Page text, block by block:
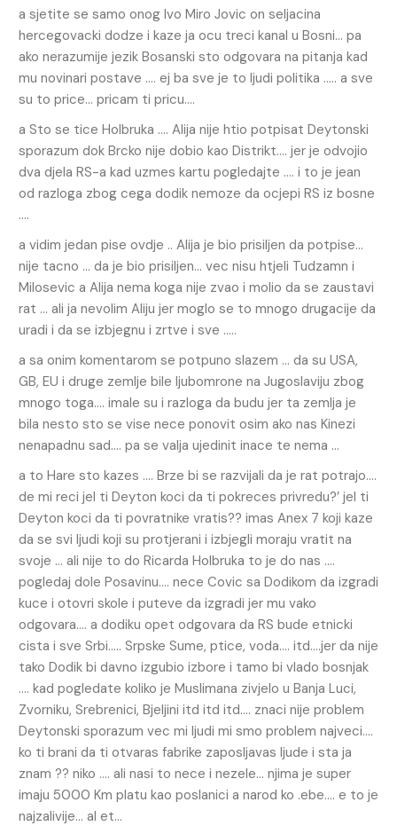
a sjetite se samo onog Ivo Miro Jovic on seljacina
hercegovacki dodze i kaze ja ocu treci kanal u Bosni… pa
ako nerazumije jezik Bosanski sto odgovara na pitanja kad
mu novinari postave …. ej ba sve je to ljudi politika ….. a sve
su to price… pricam ti pricu….
a Sto se tice Holbruka …. Alija nije htio potpisat Deytonski
sporazum dok Brcko nije dobio kao Distrikt…. jer je odvojio
dva djela RS-a kad uzmes kartu pogledajte …. i to je jean
od razloga zbog cega dodik nemoze da ocjepi RS iz bosne
….
a vidim jedan pise ovdje .. Alija je bio prisiljen da potpise…
nije tacno … da je bio prisiljen… vec nisu htjeli Tudzamn i
Milosevic a Alija nema koga nije zvao i molio da se zaustavi
rat … ali ja nevolim Aliju jer moglo se to mnogo drugacije da
uradi i da se izbjegnu i zrtve i sve …..
a sa onim komentarom se potpuno slazem … da su USA,
GB, EU i druge zemlje bile ljubomrone na Jugoslaviju zbog
mnogo toga…. imale su i razloga da budu jer ta zemlja je
bila nesto sto se vise nece ponovit osim ako nas Kinezi
nenapadnu sad…. pa se valja ujedinit inace te nema …
a to Hare sto kazes …. Brze bi se razvijali da je rat potrajo….
de mi reci jel ti Deyton koci da ti pokreces privredu?’ jel ti
Deyton koci da ti povratnike vratis?? imas Anex 7 koji kaze
da se svi ljudi koji su protjerani i izbjegli moraju vratit na
svoje … ali nije to do Ricarda Holbruka to je do nas ….
pogledaj dole Posavinu…. nece Covic sa Dodikom da izgradi
kuce i otovri skole i puteve da izgradi jer mu vako
odgovara…. a dodiku opet odgovara da RS bude etnicki
cista i sve Srbi….. Srpske Sume, ptice, voda…. itd….jer da nije
tako Dodik bi davno izgubio izbore i tamo bi vlado bosnjak
…. kad pogledate koliko je Muslimana zivjelo u Banja Luci,
Zvorniku, Srebrenici, Bjeljini itd itd itd…. znaci nije problem
Deytonski sporazum vec mi ljudi mi smo problem najveci….
ko ti brani da ti otvaras fabrike zaposljavas ljude i sta ja
znam ?? niko …. ali nasi to nece i nezele… njima je super
imaju 5000 Km platu kao poslanici a narod ko .ebe…. e to je
najzalivije… al et…